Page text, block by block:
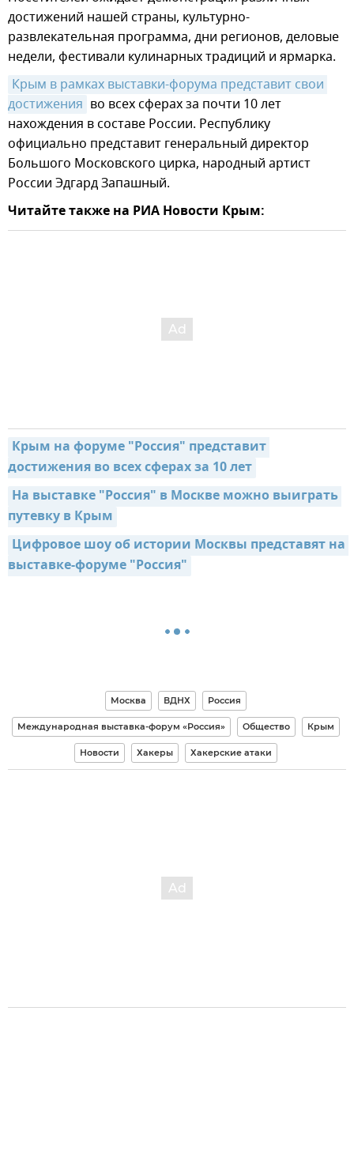
достижений нашей страны, культурно-
развлекательная программа, дни регионов, деловые
недели, фестивали кулинарных традиций и ярмарка.
Крым в рамках выставки-форума представит свои
достижения во всех сферах за почти 10 лет
нахождения в составе России. Республику
официально представит генеральный директор
Большого Московского цирка, народный артист
России Эдгард Запашный.
Читайте также на РИА Новости Крым:
Крым на форуме "Россия" представит
достижения во всех сферах за 10 лет
На выставке "Россия" в Москве можно выиграть
путевку в Крым
Цифровое шоу об истории Москвы представят на
выставке-форуме "Россия"
Москва ВДНХ Россия
Международная выставка-форум «Россия» Общество Крым
Новости Хакеры Хакерские атаки